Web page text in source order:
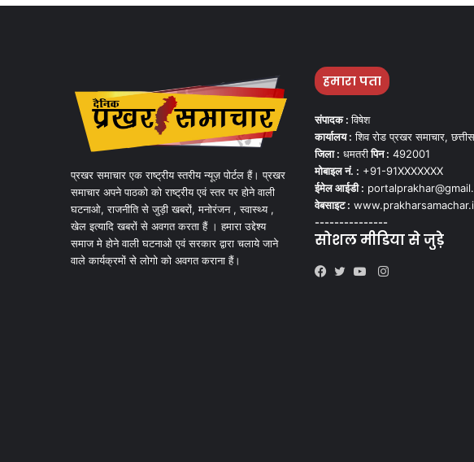
प्रखर समाचार एक राष्ट्रीय स्तरीय न्यूज़ पोर्टल हैं। प्रखर
समाचार अपने पाठको को राष्ट्रीय एवं स्तर पर होने वाली
घटनाओ, राजनीति से जुड़ी खबरों, मनोरंजन , स्वास्थ्य ,
खेल इत्यादि खबरों से अवगत करता हैं । हमारा उद्देश्य
समाज मे होने वाली घटनाओ एवं सरकार द्वारा चलाये जाने
वाले कार्यक्रमों से लोगो को अवगत कराना हैं।
हमारा पता
संपादक :विषेश
कार्यालय : शिव रोड प्रखर समाचार,
जिला : धमतरीपिन : 492001
मोबाइल नं. : +91-91XXXXXXX
ईमेल आईडी :
वेबसाइट :
---------------
सोशल मीडिया से जुड़े
Instagram